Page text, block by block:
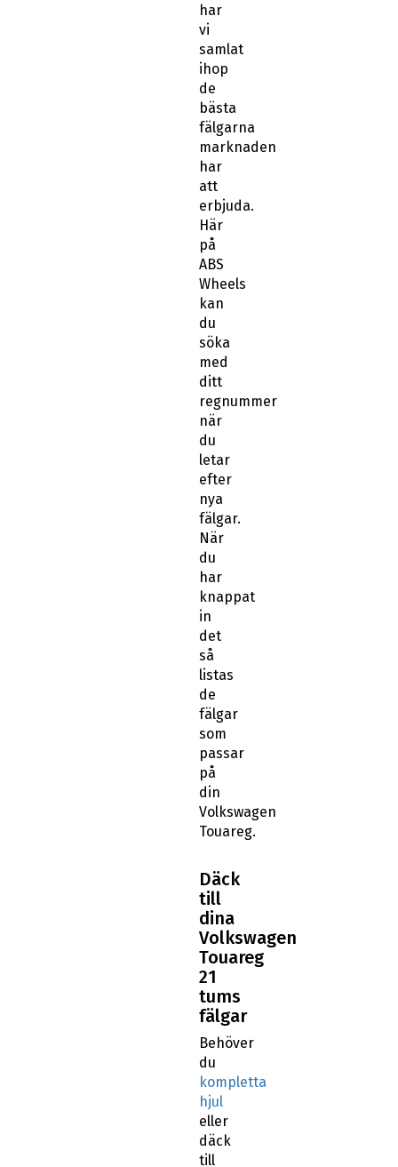
har
vi
samlat
ihop
de
bästa
fälgarna
marknaden
har
att
erbjuda.
Här
på
ABS
Wheels
kan
du
söka
med
ditt
regnummer
när
du
letar
efter
nya
fälgar.
När
du
har
knappat
in
det
så
listas
de
fälgar
som
passar
på
din
Volkswagen
Touareg.
Däck
till
dina
Volkswagen
Touareg
21
tums
fälgar
Behöver
du
kompletta
hjul
eller
däck
till